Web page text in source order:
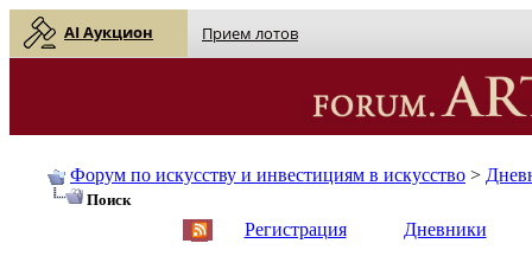
AI Аукцион Прием лотов
Форум по искусству и инвестициям в искусство >
Поиск
Регистрация Дневники